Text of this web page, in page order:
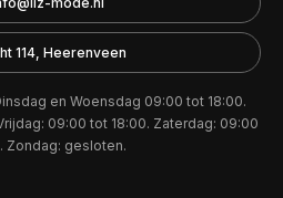
114, Heerenveen
en Woensdag 09:00 tot 18:00.
09:00 tot 18:00. Zaterdag: 09:00
Zondag: gesloten.